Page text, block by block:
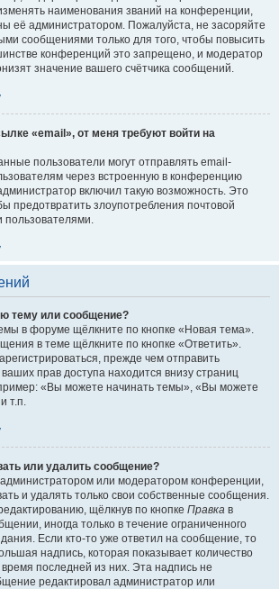
наименования званий на конференции,
её администратором. Пожалуйста, не засоряйте
сообщениями только для того, чтобы повысить
конференций это запрещено, и модератор
значение вашего счётчика сообщений.
«email», от меня требуют войти на
пользователи могут отправлять email-
через встроенную в конференцию
включил такую возможность. Это
предотвратить злоупотребления почтовой
тему или сообщение?
в форуме щёлкните по кнопке «Новая тема».
в теме щёлкните по кнопке «Ответить».
прежде чем отправить
прав доступа находится внизу страниц
«Вы можете начинать темы», «Вы можете
т.п.
или удалить сообщение?
или модератором конференции,
и удалять только свои собственные сообщения.
щёлкнув по кнопке Правка в
иногда только в течение ограниченного
Если кто-то уже ответил на сообщение, то
надпись, которая показывает количество
время последней из них. Эта надпись не
редактировал администратор или